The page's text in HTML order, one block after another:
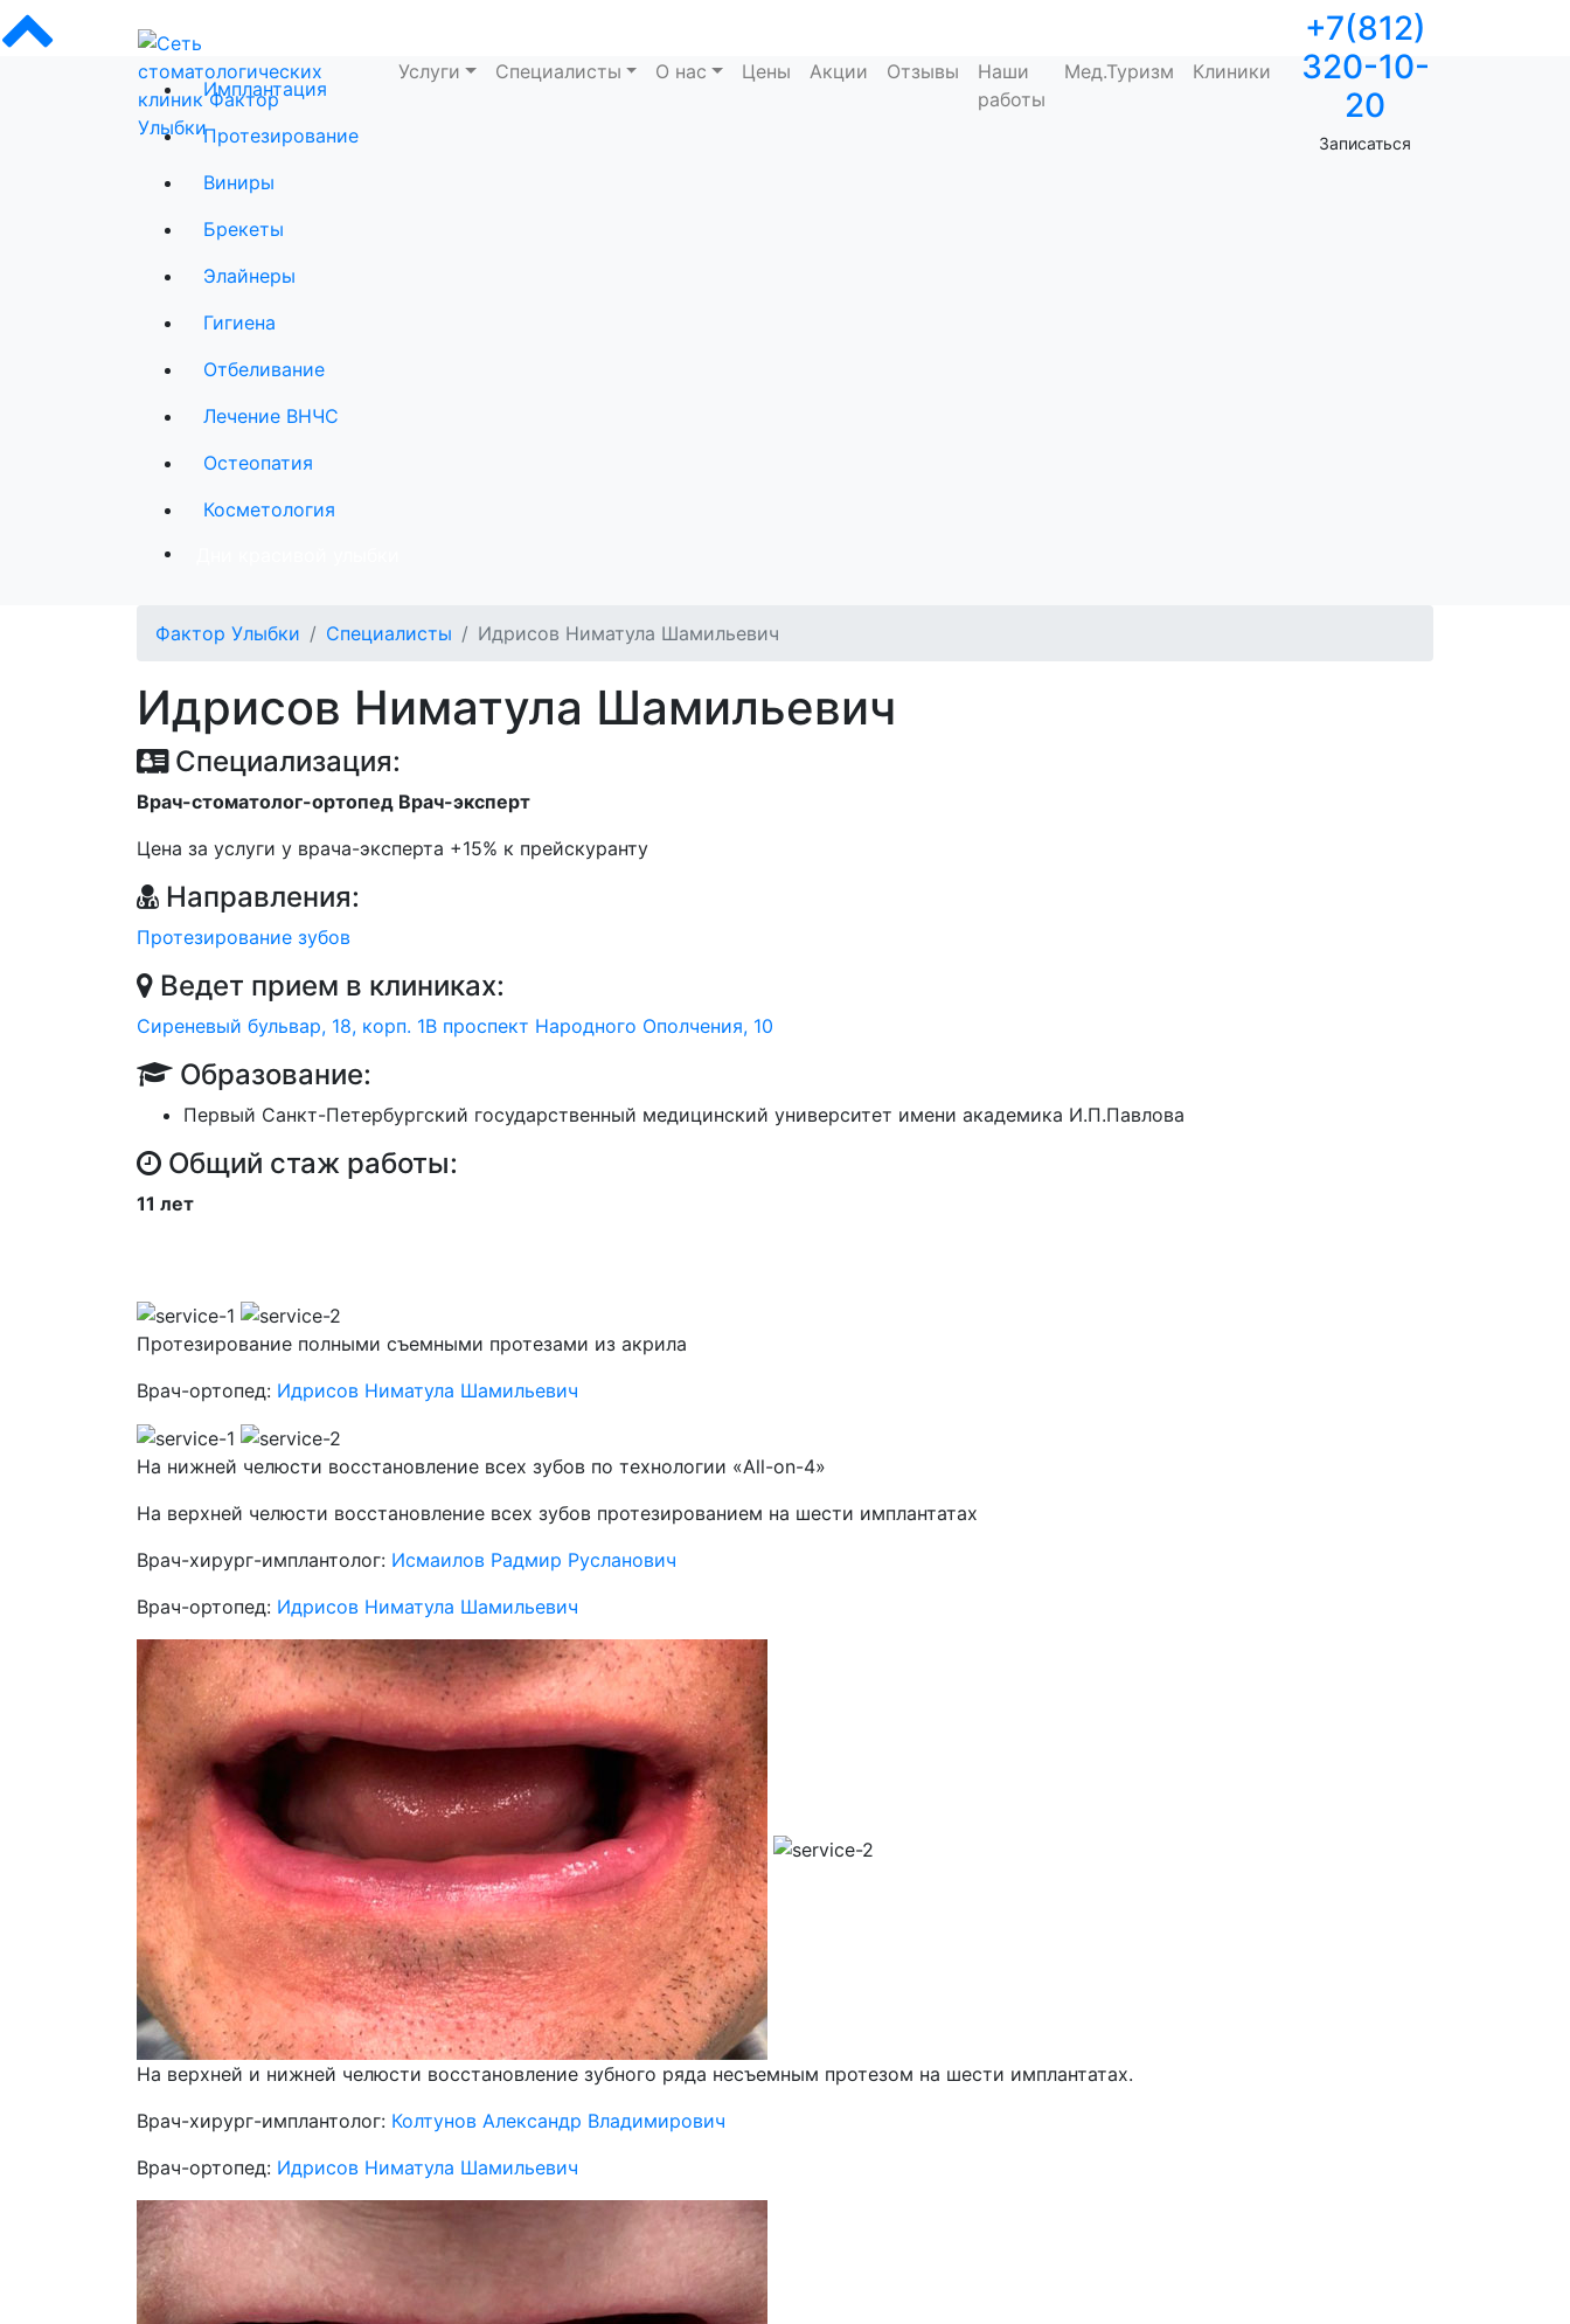
Сеть стоматологических клиник Фактор Улыбки
Услуги Специалисты О нас Цены Акции Отзывы
Наши
работы
Мед.Туризм Клиники
+7(812)
320-10-
20
Записаться
Имплантация
Протезирование
Виниры
Брекеты
Элайнеры
Гигиена
Отбеливание
Лечение ВНЧС
Остеопатия
Косметология
Фактор Улыбки Специалисты Идрисов Ниматула Шамильевич
Идрисов Ниматула Шамильевич
Специализация:
Врач-стоматолог-ортопед Врач-эксперт
Цена за услуги у врача-эксперта +15% к прейскуранту
Направления:
Протезирование зубов
Ведет прием в клиниках:
Сиреневый бульвар, 18, корп. 1В проспект Народного Ополчения, 10
Образование:
Первый Санкт-Петербургский государственный медицинский университет имени академика И.П.Павлова
Общий стаж работы:
11 лет
Протезирование полными съемными протезами из акрила
Врач-ортопед: Идрисов Ниматула Шамильевич
На нижней челюсти восстановление всех зубов по технологии «All-on-4»
На верхней челюсти восстановление всех зубов протезированием на шести имплантатах
Врач-хирург-имплантолог: Исмаилов Радмир Русланович
Врач-ортопед: Идрисов Ниматула Шамильевич
На верхней и нижней челюсти восстановление зубного ряда несъемным протезом на шести имплантатах.
Врач-хирург-имплантолог: Колтунов Александр Владимирович
Врач-ортопед: Идрисов Ниматула Шамильевич